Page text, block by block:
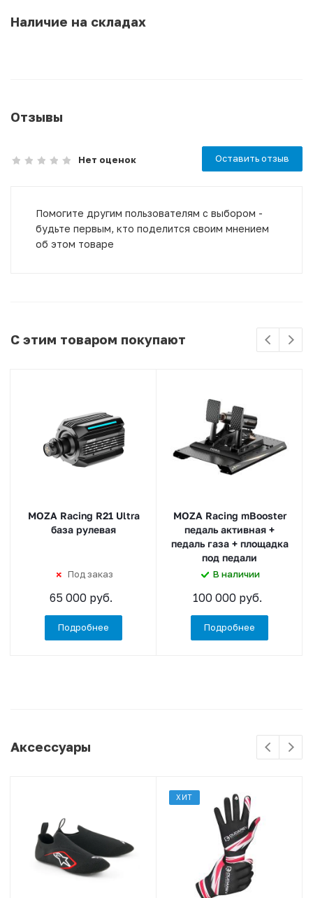
Наличие на складах
Отзывы
Нет оценок Оставить отзыв
Помогите другим пользователям с выбором -
будьте первым, кто поделится своим мнением
об этом товаре
С этим товаром покупают
MOZA Racing R21 Ultra
база рулевая
Под заказ
65 000 руб.
Подробнее
MOZA Racing mBooster
педаль активная +
педаль газа + площадка
под педали
В наличии
100 000 руб.
Подробнее
Аксессуары
ХИТ